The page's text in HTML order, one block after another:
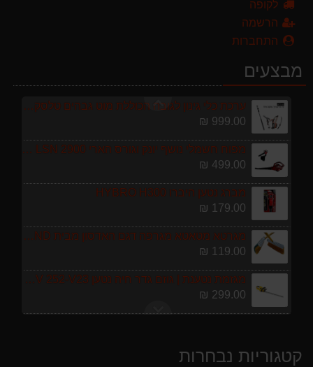
לקופה
הרשמה
התחברות
מבצעים589.00 ₪
ערכת כלי גינון לגובה הכוללת מוט גבהים טלסקופי 5 מטר, מסור, תוכי ומספרי גבהים גדר חי גרלנד GARLAND באנדל האדסון
999.00 ₪
מפוח חשמלי נושף יונק וגורס הארי HARRY LSN 2900
499.00 ₪
מברג נטען היברו HYBRO H300
179.00 ₪
מגרטא מטאטא מגרפה דגם האדסון מבית GARLAND ספרד
119.00 ₪
מגזמת נטענת | גוזם גדר חיה נטען GARLAND SET KEEPER 20V 252-V23 גוף בלבד
299.00 ₪
קטגוריות נבחרות